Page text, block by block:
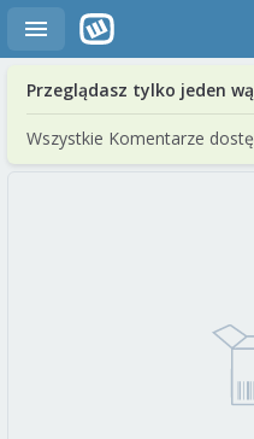
Przeglądasz tylko jeden
Wszystkie Komentarze